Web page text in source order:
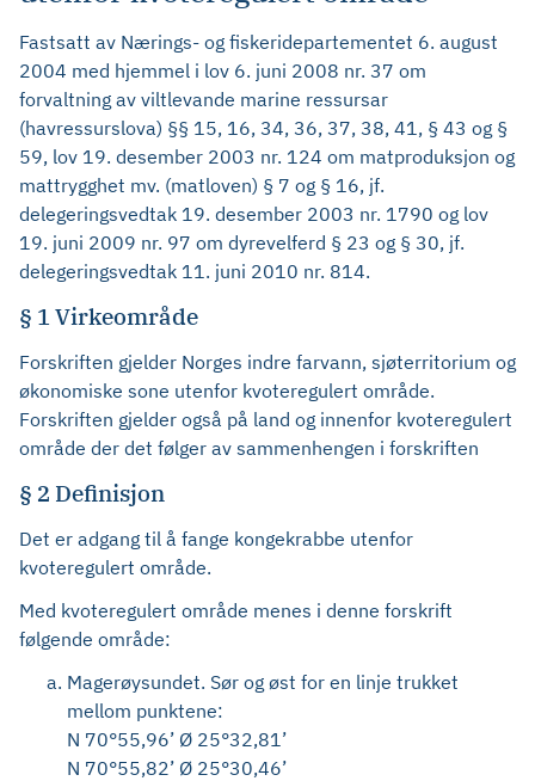
Fastsatt av Nærings- og fiskeridepartementet 6. august
2004 med hjemmel i lov 6. juni 2008 nr. 37 om
forvaltning av viltlevande marine ressursar
(havressurslova) §§ 15, 16, 34, 36, 37, 38, 41, § 43 og §
59, lov 19. desember 2003 nr. 124 om matproduksjon og
mattrygghet mv. (matloven) § 7 og § 16, jf.
delegeringsvedtak 19. desember 2003 nr. 1790 og lov
19. juni 2009 nr. 97 om dyrevelferd § 23 og § 30, jf.
delegeringsvedtak 11. juni 2010 nr. 814.
§ 1 Virkeområde
Forskriften gjelder Norges indre farvann, sjøterritorium og
økonomiske sone utenfor kvoteregulert område.
Forskriften gjelder også på land og innenfor kvoteregulert
område der det følger av sammenhengen i forskriften
§ 2 Definisjon
Det er adgang til å fange kongekrabbe utenfor
kvoteregulert område.
Med kvoteregulert område menes i denne forskrift
følgende område:
Magerøysundet. Sør og øst for en linje trukket
mellom punktene:
N 70°55,96’ Ø 25°32,81’
N 70°55,82’ Ø 25°30,46’